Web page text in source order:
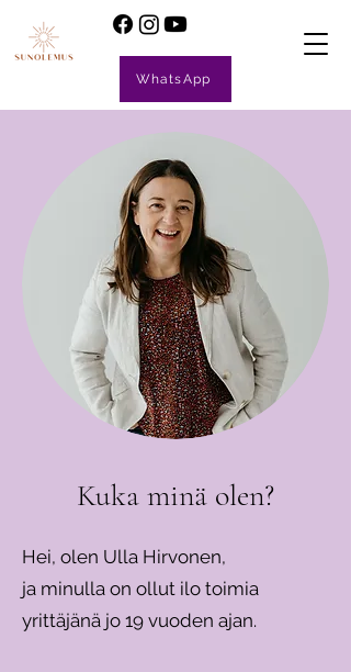
WhatsApp
Kuka minä olen?
Hei, olen Ulla Hirvonen,
ja minulla on ollut ilo toimia
yrittäjänä jo 19 vuoden ajan.